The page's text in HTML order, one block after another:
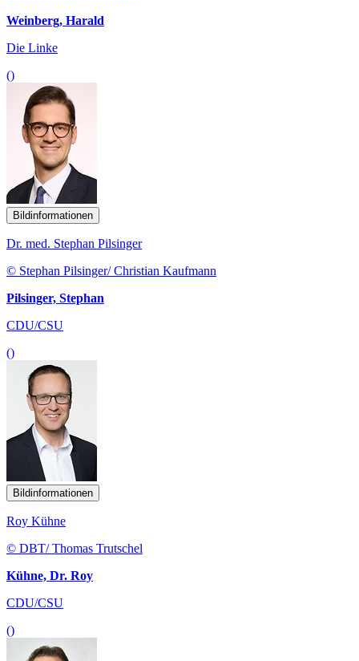
Weinberg, Harald
Die Linke
()
Bildinformationen
Dr. med. Stephan Pilsinger
© Stephan Pilsinger/ Christian Kaufmann
Pilsinger, Stephan
CDU/CSU
()
Bildinformationen
Roy Kühne
© DBT/ Thomas Trutschel
Kühne, Dr. Roy
CDU/CSU
()